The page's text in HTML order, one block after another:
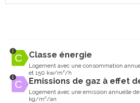
Classe énergie
Logement avec une consommation
et 150 kw/m²/h
Emissions de gaz à effet
Logement avec une emission annuelle
kg/m²/an